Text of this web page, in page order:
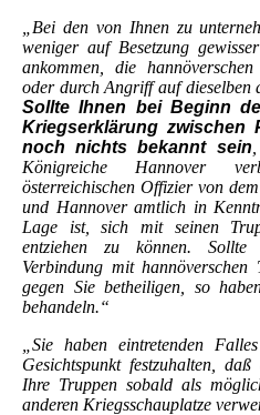
„Bei den von Ihnen zu
weniger auf Besetzung
ankommen, die
oder durch Angriff auf dieselben
Sollte Ihnen bei Beginn
Kriegserklärung zwischen
noch nichts bekannt sein
Königreiche Hannover
österreichischen Offizier von
und Hannover amtlich in
Lage ist, sich mit seinen
entziehen zu können. Sollte
Verbindung mit
gegen Sie betheiligen, so
behandeln.“
„Sie haben eintretenden
Gesichtspunkt festzuhalten,
Ihre Truppen sobald als
anderen Kriegsschauplatze